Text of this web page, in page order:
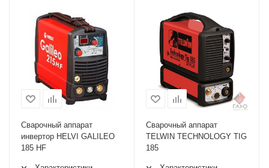
Сварочный аппарат
инвертор HELVI GALILEO
185 HF
Сварочный аппарат
TELWIN TECHNOLOGY TIG
185